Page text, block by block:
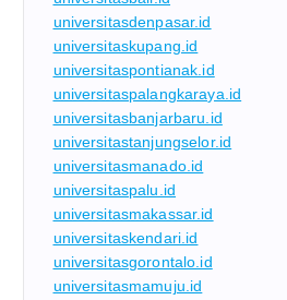
universitasdenpasar.id
universitaskupang.id
universitaspontianak.id
universitaspalangkaraya.id
universitasbanjarbaru.id
universitastanjungselor.id
universitasmanado.id
universitaspalu.id
universitasmakassar.id
universitaskendari.id
universitasgorontalo.id
universitasmamuju.id